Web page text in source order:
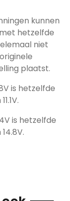
kunnen
met hetzelfde
niet
plaatst.
is hetzelfde
is hetzelfde